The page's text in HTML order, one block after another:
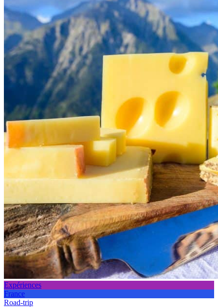
Expériences
France
Road-trip